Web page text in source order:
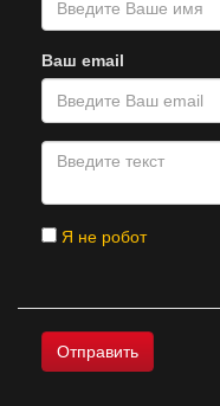
Ваш email
Я не робот